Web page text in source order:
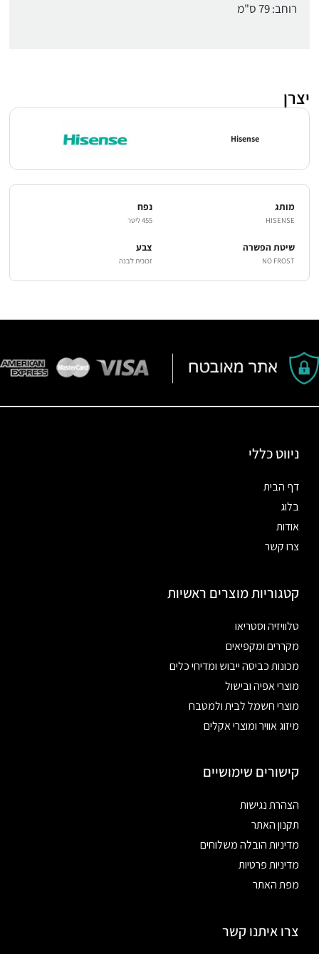
רוחב: 79 ס"מ
יצרן
Hisense
מותג
HISENSE
נפח
455 ליטר
שיטת הפשרה
NO FROST
צבע
זכוכית לבנה
ניווט כללי
דף הבית
בלוג
אודות
צרו קשר
קטגוריות מוצרים ראשיות
טלוויזיה וסטריאו
מקררים ומקפיאים
מכונות כביסה ייבוש ומדיחי כלים
מוצרי אפיה ובישול
מוצרי חשמל לבית ולמטבח
מיזוג אוויר ומוצרי אקלים
קישורים שימושיים
הצהרת נגישות
תקנון האתר
מדיניות הובלה משלוחים
מדיניות פרטיות
מפת האתר
צרו איתנו קשר